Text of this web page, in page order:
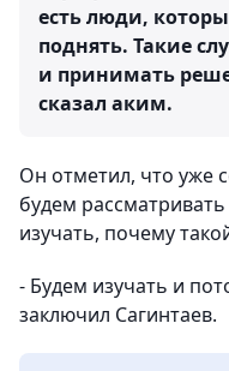
есть люди,
поднять. Такие
и принимать
сказал аким.
Он отметил, что уже
будем
изучать, почему
- Будем изучать и
заключил Сагинтаев.